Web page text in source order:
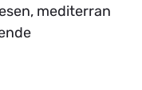
mediterran